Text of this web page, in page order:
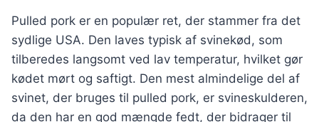
Pulled pork er en populær ret, der stammer fra det
sydlige USA. Den laves typisk af svinekød, som
tilberedes langsomt ved lav temperatur, hvilket gør
kødet mørt og saftigt. Den mest almindelige del af
svinet, der bruges til pulled pork, er svineskulderen,
da den har en god mængde fedt, der bidrager til